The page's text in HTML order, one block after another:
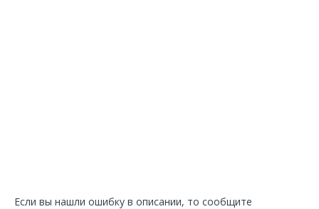
Если вы нашли ошибку в описании, то сообщите